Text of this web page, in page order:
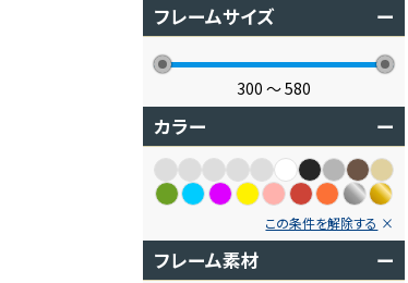
フレームサイズ ー
300 〜580
カラー ー
この条件を解除する
フレーム素材 ー